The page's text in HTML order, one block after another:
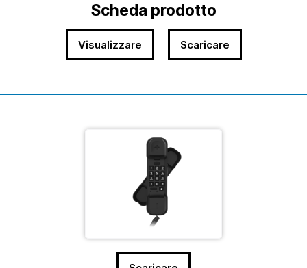
Scheda prodotto
Visualizzare Scaricare